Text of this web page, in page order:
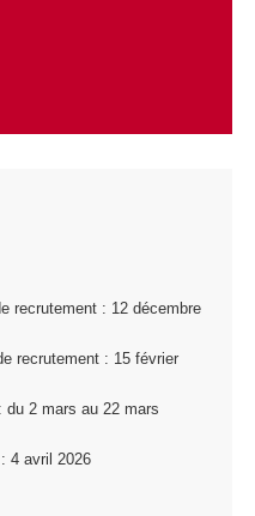
recrutement : 12 décembre
recrutement : 15 février
2 mars au 22 mars
4 avril 2026